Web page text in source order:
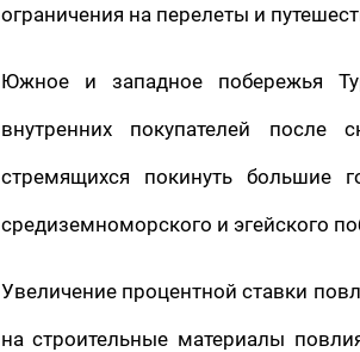
ограничения на перелеты и
Южное и западное побережья
внутренних покупателей
стремящихся покинуть большие
средиземноморского и эгейского
Увеличение процентной ставки
на строительные материалы